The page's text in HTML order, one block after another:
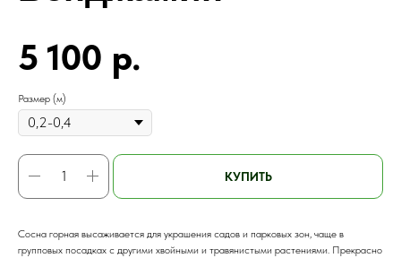
5 100 р.
Размер (м)
КУПИТЬ
Сосна горная высаживается для украшения садов и парковых зон, чаще в
групповых посадках с другими хвойными и травянистыми растениями. Прекрасно